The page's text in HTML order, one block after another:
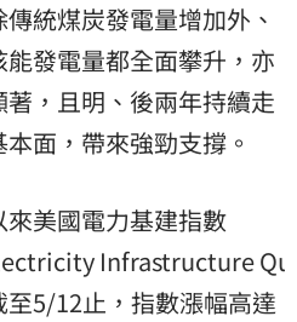
統煤炭發電量增加外、
發電量都全面攀升，亦
，且明、後兩年持續走
面，帶來強勁支撐。
美國電力基建指數
Infrastructure
5/12止，指數漲幅高達